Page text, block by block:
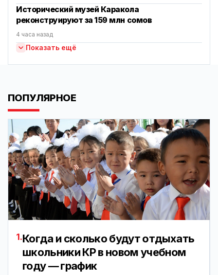
Исторический музей Каракола
реконструируют за 159 млн сомов
4 часа назад
Показать ещё
ПОПУЛЯРНОЕ
1.Когда и сколько будут отдыхать
школьники КР в новом учебном
году — график